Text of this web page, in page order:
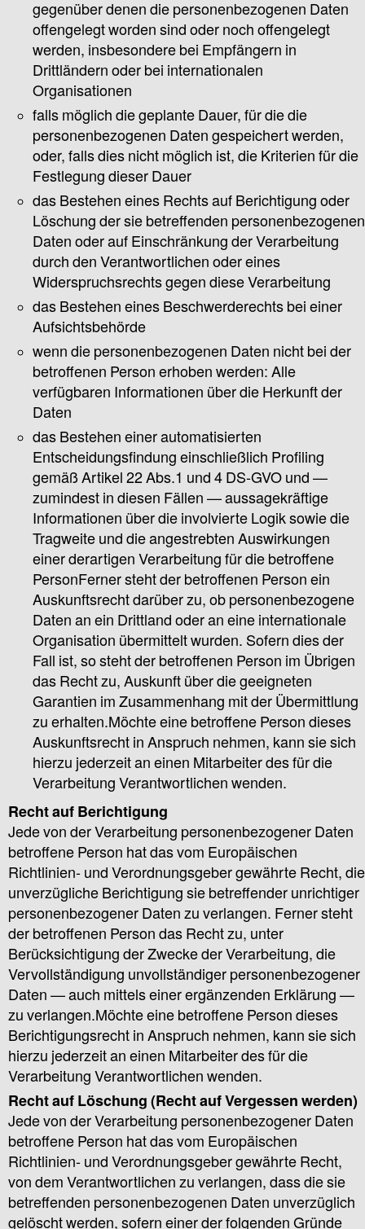
gegenüber denen die personenbezogenen Daten
offengelegt worden sind oder noch offengelegt
werden, insbesondere bei Empfängern in
Drittländern oder bei internationalen
Organisationen
falls möglich die geplante Dauer, für die die
personenbezogenen Daten gespeichert werden,
oder, falls dies nicht möglich ist, die Kriterien für die
Festlegung dieser Dauer
das Bestehen eines Rechts auf Berichtigung oder
Löschung der sie betreffenden personenbezogenen
Daten oder auf Einschränkung der Verarbeitung
durch den Verantwortlichen oder eines
Widerspruchsrechts gegen diese Verarbeitung
das Bestehen eines Beschwerderechts bei einer
Aufsichtsbehörde
wenn die personenbezogenen Daten nicht bei der
betroffenen Person erhoben werden: Alle
verfügbaren Informationen über die Herkunft der
Daten
das Bestehen einer automatisierten
Entscheidungsfindung einschließlich Profiling
gemäß Artikel 22 Abs.1 und 4 DS-GVO und —
zumindest in diesen Fällen — aussagekräftige
Informationen über die involvierte Logik sowie die
Tragweite und die angestrebten Auswirkungen
einer derartigen Verarbeitung für die betroffene
PersonFerner steht der betroffenen Person ein
Auskunftsrecht darüber zu, ob personenbezogene
Daten an ein Drittland oder an eine internationale
Organisation übermittelt wurden. Sofern dies der
Fall ist, so steht der betroffenen Person im Übrigen
das Recht zu, Auskunft über die geeigneten
Garantien im Zusammenhang mit der Übermittlung
zu erhalten.Möchte eine betroffene Person dieses
Auskunftsrecht in Anspruch nehmen, kann sie sich
hierzu jederzeit an einen Mitarbeiter des für die
Verarbeitung Verantwortlichen wenden.
Recht auf Berichtigung
Jede von der Verarbeitung personenbezogener Daten
betroffene Person hat das vom Europäischen
Richtlinien- und Verordnungsgeber gewährte Recht, die
unverzügliche Berichtigung sie betreffender unrichtiger
personenbezogener Daten zu verlangen. Ferner steht
der betroffenen Person das Recht zu, unter
Berücksichtigung der Zwecke der Verarbeitung, die
Vervollständigung unvollständiger personenbezogener
Daten — auch mittels einer ergänzenden Erklärung —
zu verlangen.Möchte eine betroffene Person dieses
Berichtigungsrecht in Anspruch nehmen, kann sie sich
hierzu jederzeit an einen Mitarbeiter des für die
Verarbeitung Verantwortlichen wenden.
Recht auf Löschung (Recht auf Vergessen werden)
Jede von der Verarbeitung personenbezogener Daten
betroffene Person hat das vom Europäischen
Richtlinien- und Verordnungsgeber gewährte Recht,
von dem Verantwortlichen zu verlangen, dass die sie
betreffenden personenbezogenen Daten unverzüglich
gelöscht werden, sofern einer der folgenden Gründe